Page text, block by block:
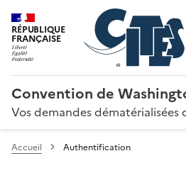
RÉPUBLIQUE
FRANÇAISE
Convention de
Vos demandes
Accueil Authentification